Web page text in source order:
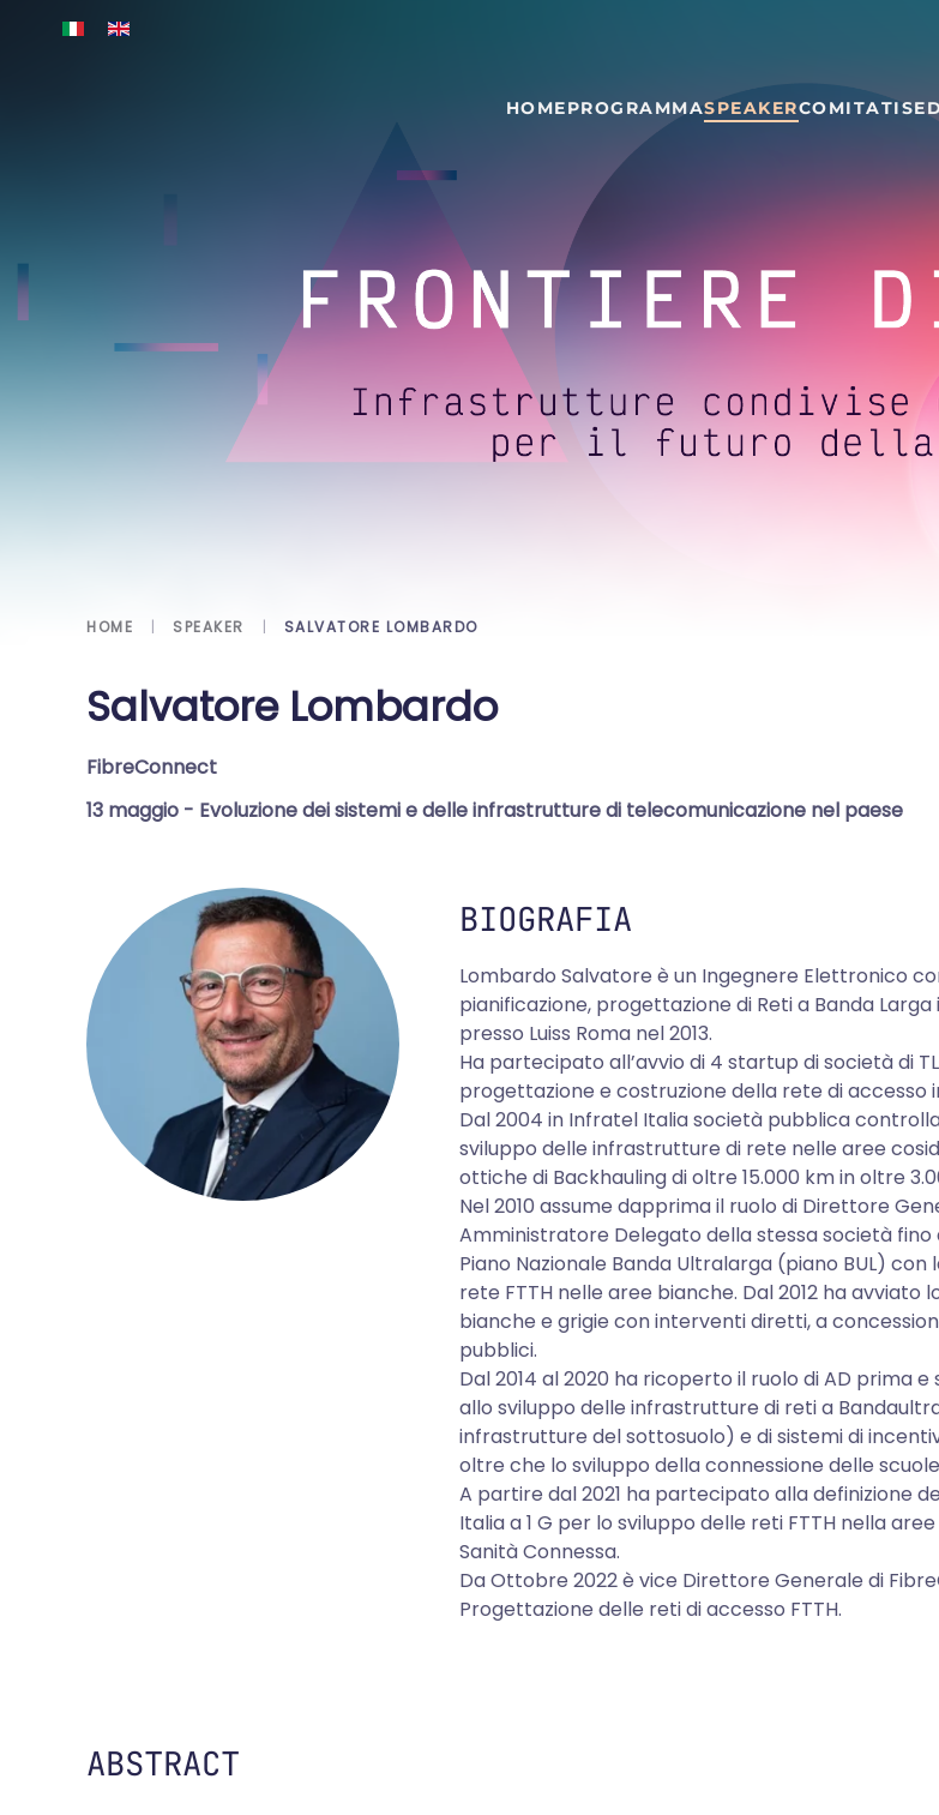
HOMEPROGRAMMASPEAKERCOMITATI
HOME SPEAKER SALVATORE LOMBARDO
Salvatore Lombardo
FibreConnect
13 maggio - Evoluzione dei sistemi e delle infrastrutture di telecomunicazione nel paese
BIOGRAFIA
Lombardo Salvatore è un Ingegnere Elettronico
pianificazione, progettazione di Reti a Banda
presso Luiss Roma nel 2013.
Ha partecipato all’avvio di 4 startup di società di
progettazione e costruzione della rete di
Dal 2004 in Infratel Italia società pubblica
sviluppo delle infrastrutture di rete nelle aree
ottiche di Backhauling di oltre 15.000 km in oltre
Nel 2010 assume dapprima il ruolo di Direttore
Amministratore Delegato della stessa società
Piano Nazionale Banda Ultralarga (piano BUL)
rete FTTH nelle aree bianche. Dal 2012 ha
bianche e grigie con interventi diretti, a
pubblici.
Dal 2014 al 2020 ha ricoperto il ruolo di AD prima
allo sviluppo delle infrastrutture di reti a
infrastrutture del sottosuolo) e di sistemi di
oltre che lo sviluppo della connessione delle
A partire dal 2021 ha partecipato alla definizione
Italia a 1 G per lo sviluppo delle reti FTTH nella
Sanità Connessa.
Da Ottobre 2022 è vice Direttore Generale di
Progettazione delle reti di accesso FTTH.
ABSTRACT